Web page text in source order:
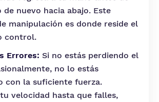
de nuevo hacia abajo. Este
manipulación es donde reside el
control.
Errores: Si no estás perdiendo el
no lo estás
con la suficiente fuerza.
velocidad hasta que falles,